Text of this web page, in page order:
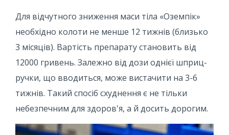
Для відчутного зниження маси тіла «Оземпік»
необхідно колоти не менше 12 тижнів (близько
3 місяців). Вартість препарату становить від
12000 гривень. Залежно від дози однієї шприц-
ручки, що вводиться, може вистачити на 3-6
тижнів. Такий спосіб схуднення є не тільки
небезпечним для здоров'я, а й досить дорогим.